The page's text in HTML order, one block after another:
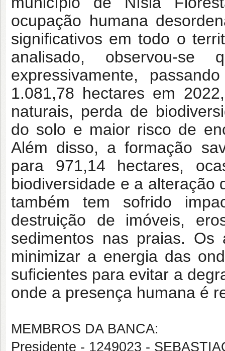
ocupação humana
significativos em todo o
analisado, observou-
expressivamente,
1.081,78 hectares em
naturais, perda de
do solo e maior risco de
Além disso, a formação
para 971,14 hectares,
biodiversidade e a alteração
também tem sofrido
destruição de imóveis,
sedimentos nas praias. Os
minimizar a energia das
suficientes para evitar a
onde a presença humana é
MEMBROS DA BANCA:
Presidente - 1249023 -